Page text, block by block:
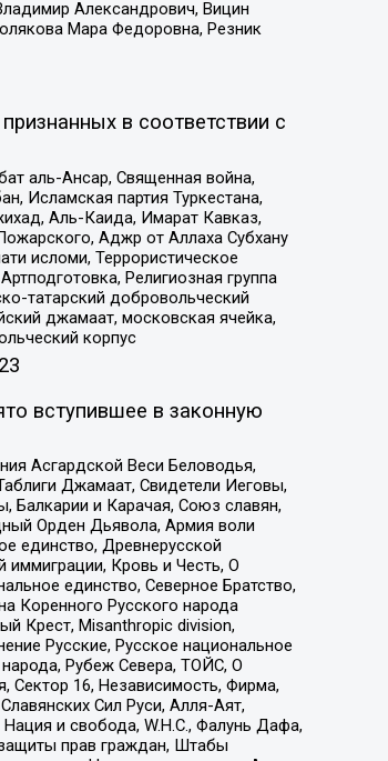
Александрович, Вицин
Мара Федоровна, Резник
в соответствии с
аль-Ансар, Священная война,
Исламская партия Туркестана,
Аль-Каида, Имарат Кавказ,
Аджр от Аллаха Субхану
исломи, Террористическое
Религиозная группа
татарский добровольческий
джамаат, московская ячейка,
корпус
вступившее в законную
Асгардской Веси Беловодья,
Джамаат, Свидетели Иеговы,
Балкарии и Карачая, Союз славян,
Орден Дьявола, Армия воли
единство, Древнерусской
иммиграции, Кровь и Честь, О
единство, Северное Братство,
Коренного Русского народа
Крест, Misanthropic division,
Русские, Русское национальное
Рубеж Севера, ТОЙС, О
Сектор 16, Независимость, Фирма,
Сил Руси, Алля-Аят,
и свобода, W.H.С., Фалунь Дафа,
прав граждан, Штабы